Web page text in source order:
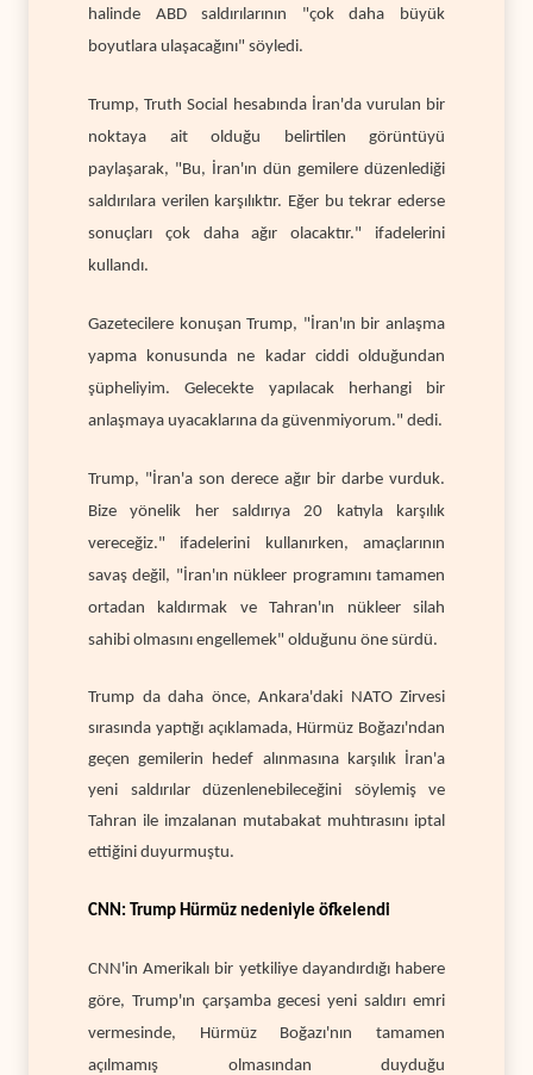
halinde ABD saldırılarının "çok daha büyük
boyutlara ulaşacağını" söyledi.
Trump, Truth Social hesabında İran'da vurulan bir
noktaya ait olduğu belirtilen görüntüyü
paylaşarak, "Bu, İran'ın dün gemilere düzenlediği
saldırılara verilen karşılıktır. Eğer bu tekrar ederse
sonuçları çok daha ağır olacaktır." ifadelerini
kullandı.
Gazetecilere konuşan Trump, "İran'ın bir anlaşma
yapma konusunda ne kadar ciddi olduğundan
şüpheliyim. Gelecekte yapılacak herhangi bir
anlaşmaya uyacaklarına da güvenmiyorum." dedi.
Trump, "İran'a son derece ağır bir darbe vurduk.
Bize yönelik her saldırıya 20 katıyla karşılık
vereceğiz." ifadelerini kullanırken, amaçlarının
savaş değil, "İran'ın nükleer programını tamamen
ortadan kaldırmak ve Tahran'ın nükleer silah
sahibi olmasını engellemek" olduğunu öne sürdü.
Trump da daha önce, Ankara'daki NATO Zirvesi
sırasında yaptığı açıklamada, Hürmüz Boğazı'ndan
geçen gemilerin hedef alınmasına karşılık İran'a
yeni saldırılar düzenlenebileceğini söylemiş ve
Tahran ile imzalanan mutabakat muhtırasını iptal
ettiğini duyurmuştu.
CNN: Trump Hürmüz nedeniyle öfkelendi
CNN'in Amerikalı bir yetkiliye dayandırdığı habere
göre, Trump'ın çarşamba gecesi yeni saldırı emri
vermesinde, Hürmüz Boğazı'nın tamamen
açılmamış olmasından duyduğu